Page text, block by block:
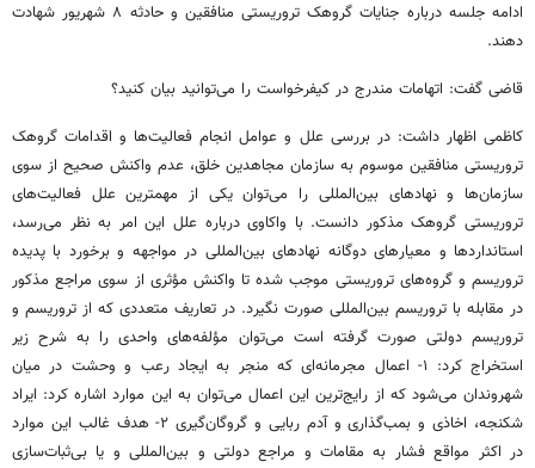
ادامه جلسه درباره جنایات گروهک تروریستی منافقین و حادثه ۸ شهریور شهادت
دهند.
قاضی گفت: اتهامات مندرج در کیفرخواست را می‌توانید بیان کنید؟
کاظمی اظهار داشت: در بررسی علل و عوامل انجام فعالیت‌ها و اقدامات گروهک
تروریستی منافقین موسوم به سازمان مجاهدین خلق، عدم واکنش صحیح از سوی
سازمان‌ها و نهادهای بین‌المللی را می‌توان یکی از مهمترین علل فعالیت‌های
تروریستی گروهک مذکور دانست. با واکاوی درباره علل این امر به نظر می‌رسد،
استانداردها و معیارهای دوگانه نهادهای بین‌المللی در مواجهه و برخورد با پدیده
تروریسم و گروه‌های تروریستی موجب شده تا واکنش مؤثری از سوی مراجع مذکور
در مقابله با تروریسم بین‌المللی صورت نگیرد. در تعاریف متعددی که از تروریسم و
تروریسم دولتی صورت گرفته است می‌توان مؤلفه‌های واحدی را به شرح زیر
استخراج کرد: ۱- اعمال مجرمانه‌ای که منجر به ایجاد رعب و وحشت در میان
شهروندان می‌شود که از رایج‌ترین این اعمال می‌توان به این موارد اشاره کرد: ایراد
شکنجه، اخاذی و بمب‌گذاری و آدم ربایی و گروگان‌گیری ۲- هدف غالب این موارد
در اکثر مواقع فشار به مقامات و مراجع دولتی و بین‌المللی و یا بی‌ثبات‌سازی